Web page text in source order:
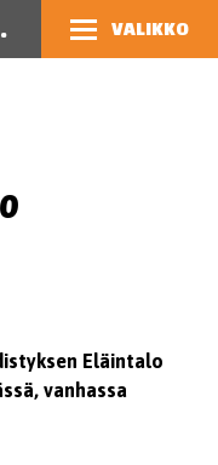
VALIKKO
Eläintalo
vanhassa